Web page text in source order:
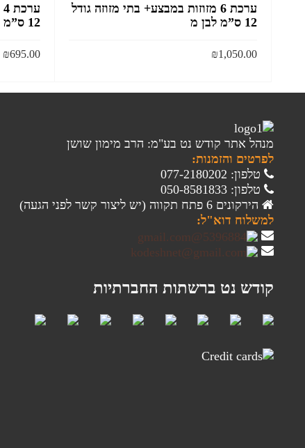
12 ס”מ ניקל
₪695.00
ערכת 6 מזוזות במבצע+ בתי מזוזה גודל
12 ס”מ לבן מ
₪1,050.00
מנהל אתר קודש נט בע"מ: הרב מימון שושן
לפרטים והזמנות:
טלפון: 077-2180202
טלפון: 050-8581833
הירקונים 6 פתח תקווה (יש ליצור קשר לפני הגעה)
למשלוח דוא"ל:
קודש נט ברשתות החברתיות